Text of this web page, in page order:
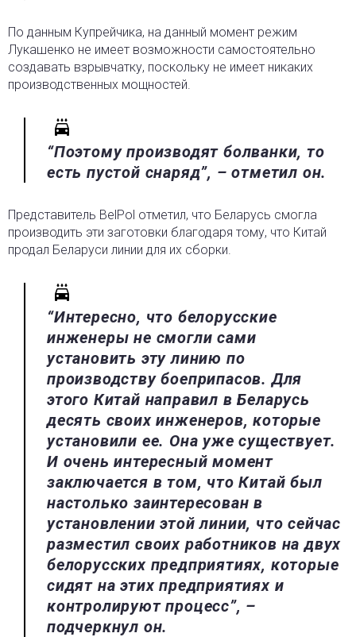
По данным Купрейчика, на данный момент режим
Лукашенко не имеет возможности самостоятельно
создавать взрывчатку, поскольку не имеет никаких
производственных мощностей.
“Поэтому производят болванки, то
есть пустой снаряд”, – отметил он.
Представитель BelPol отметил, что Беларусь смогла
производить эти заготовки благодаря тому, что Китай
продал Беларуси линии для их сборки.
“Интересно, что белорусские
инженеры не смогли сами
установить эту линию по
производству боеприпасов. Для
этого Китай направил в Беларусь
десять своих инженеров, которые
установили ее. Она уже существует.
И очень интересный момент
заключается в том, что Китай был
настолько заинтересован в
установлении этой линии, что сейчас
разместил своих работников на двух
белорусских предприятиях, которые
сидят на этих предприятиях и
контролируют процесс”, –
подчеркнул он.